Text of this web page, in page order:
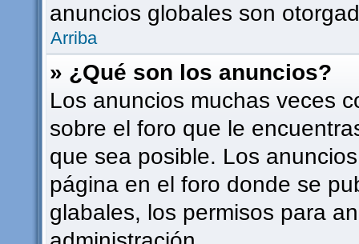
anuncios globales son
Arriba
» ¿Qué son los anuncios?
Los anuncios muchas veces
sobre el foro que le
que sea posible. Los
página en el foro donde se
glabales, los permisos para